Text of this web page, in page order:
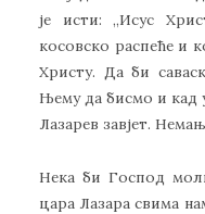
је исти: ,,Исус
косовско распеће и
Христу. Да би
Њему да бисмо и кад
Лазарев завјет.
Нека би Господ
цара Лазара свима